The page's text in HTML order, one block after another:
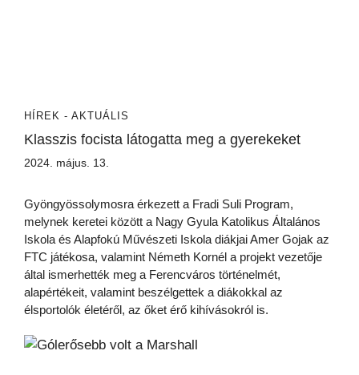
HÍREK - AKTUÁLIS
Klasszis focista látogatta meg a gyerekeket
2024. május. 13.
Gyöngyössolymosra érkezett a Fradi Suli Program,
melynek keretei között a Nagy Gyula Katolikus Általános
Iskola és Alapfokú Művészeti Iskola diákjai Amer Gojak az
FTC játékosa, valamint Németh Kornél a projekt vezetője
által ismerhették meg a Ferencváros történelmét,
alapértékeit, valamint beszélgettek a diákokkal az
élsportolók életéről, az őket érő kihívásokról is.